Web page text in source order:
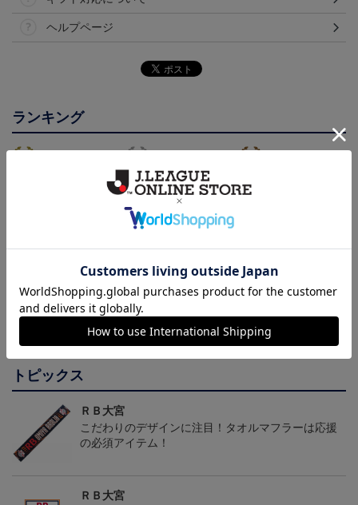
ヘルプページ
ランキング
【選手名・背番号入り】
2026/27オーセンティッ
クユニフォーム（フィー
24,200円
2026/27オーセンティッ
クユニフォーム（フィー
ルド1st）
19,800円
会員特典
2026/27オーセンティッ
ルド2nd）
会員特典
トピックス
ＲＢ大宮
こだわりのデザインに注目！タオルマフラーは応援
の必須アイテム！
ＲＢ大宮